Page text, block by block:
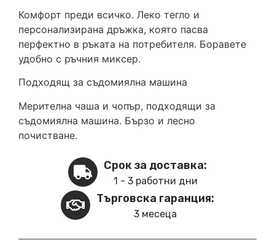
Комфорт преди всичко. Леко тегло и
персонализирана дръжка, която пасва
перфектно в ръката на потребителя. Боравете
удобно с ръчния миксер.
Подходящ за съдомиялна машина
Мерителна чаша и чопър, подходящи за
съдомиялна машина. Бързо и лесно
почистване.
Срок за доставка:
1 - 3 работни дни
Търговска гаранция:
3 месеца